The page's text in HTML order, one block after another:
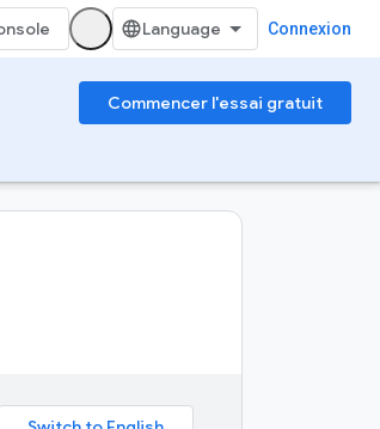
Connexion
Commencer l'essai gratuit